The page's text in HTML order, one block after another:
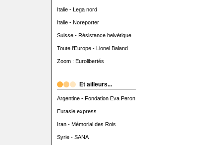
Italie - Lega nord
Italie - Noreporter
Suisse - Résistance helvétique
Toute l'Europe - Lionel Baland
Zoom : Eurolibertés
Et ailleurs...
Argentine - Fondation Eva Peron
Eurasie express
Iran - Mémorial des Rois
Syrie - SANA